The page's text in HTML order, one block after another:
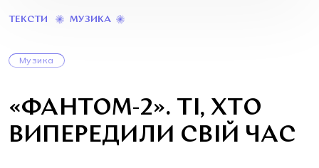
ТЕКСТИ МУЗИКА
Музика
«ФАНТОМ-2». ТІ, ХТО
ВИПЕРЕДИЛИ СВІЙ ЧАС